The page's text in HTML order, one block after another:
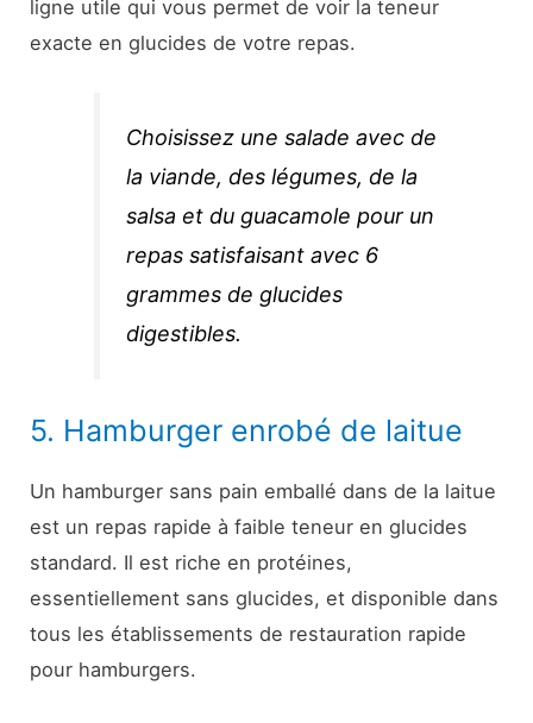
ligne utile qui vous permet de voir la teneur
exacte en glucides de votre repas.
Choisissez une salade avec de
la viande, des légumes, de la
salsa et du guacamole pour un
repas satisfaisant avec 6
grammes de glucides
digestibles.
5. Hamburger enrobé de laitue
Un hamburger sans pain emballé dans de la laitue
est un repas rapide à faible teneur en glucides
standard. Il est riche en protéines,
essentiellement sans glucides, et disponible dans
tous les établissements de restauration rapide
pour hamburgers.